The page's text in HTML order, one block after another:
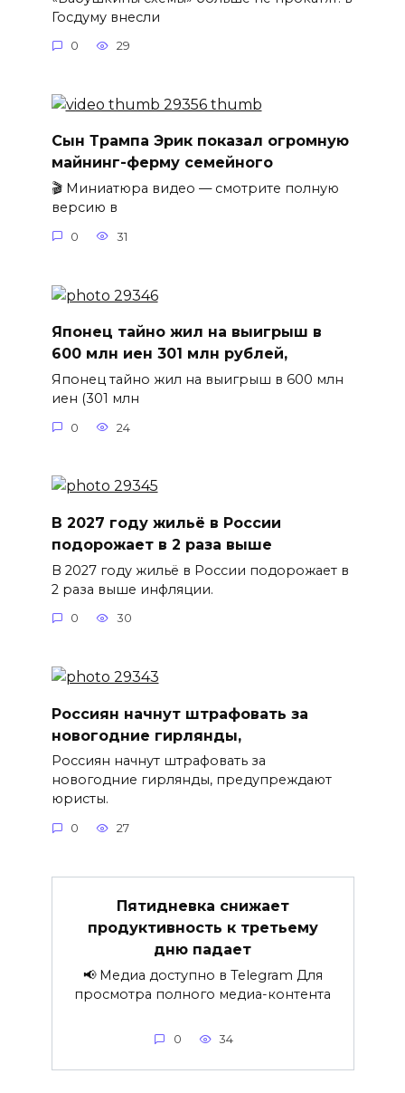
Госдуму внесли
0 29
Сын Трампа Эрик показал огромную
майнинг-ферму семейного
🎬 Миниатюра видео — смотрите полную
версию в
0 31
Японец тайно жил на выигрыш в
600 млн иен 301 млн рублей,
Японец тайно жил на выигрыш в 600 млн
иен (301 млн
0 24
В 2027 году жильё в России
подорожает в 2 раза выше
В 2027 году жильё в России подорожает в
2 раза выше инфляции.
0 30
Россиян начнут штрафовать за
новогодние гирлянды,
Россиян начнут штрафовать за
новогодние гирлянды, предупреждают
юристы.
0 27
Пятидневка снижает
продуктивность к третьему
дню падает
📢 Медиа доступно в Telegram Для
просмотра полного медиа-контента
0 34